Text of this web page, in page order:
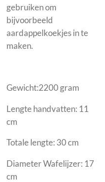
gebruiken om
bijvoorbeeld
aardappelkoekjes in te
maken.
Gewicht:2200 gram
Lengte handvatten: 11
cm
Totale lengte: 30 cm
Diameter Wafelijzer: 17
cm